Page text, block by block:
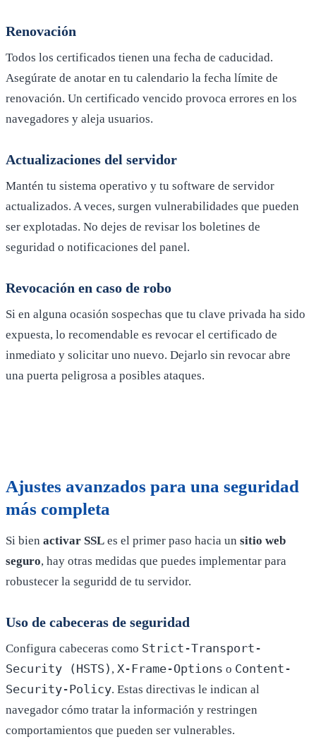
Renovación
Todos los certificados tienen una fecha de caducidad.
Asegúrate de anotar en tu calendario la fecha límite de
renovación. Un certificado vencido provoca errores en los
navegadores y aleja usuarios.
Actualizaciones del servidor
Mantén tu sistema operativo y tu software de servidor
actualizados. A veces, surgen vulnerabilidades que pueden
ser explotadas. No dejes de revisar los boletines de
seguridad o notificaciones del panel.
Revocación en caso de robo
Si en alguna ocasión sospechas que tu clave privada ha sido
expuesta, lo recomendable es revocar el certificado de
inmediato y solicitar uno nuevo. Dejarlo sin revocar abre
una puerta peligrosa a posibles ataques.
Ajustes avanzados para una seguridad
más completa
Si bien activar SSL es el primer paso hacia un sitio web
seguro, hay otras medidas que puedes implementar para
robustecer la seguridd de tu servidor.
Uso de cabeceras de seguridad
Configura cabeceras como Strict-Transport-
Security (HSTS) , X-Frame-Options o Content-
Security-Policy. Estas directivas le indican al
navegador cómo tratar la información y restringen
comportamientos que pueden ser vulnerables.